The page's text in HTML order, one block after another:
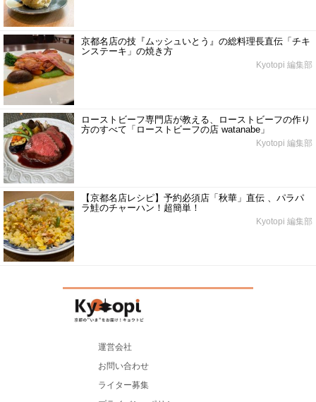
京都名店の技『ムッシュいとう』の総料理長直伝「チキ
ンステーキ」の焼き方
Kyotopi 編集部
ローストビーフ専門店が教える、ローストビーフの作り
方のすべて「ローストビーフの店 watanabe」
Kyotopi 編集部
【京都名店レシピ】予約必須店「秋華」直伝 、パラパ
ラ鮭のチャーハン！超簡単！
Kyotopi 編集部
運営会社
お問い合わせ
ライター募集